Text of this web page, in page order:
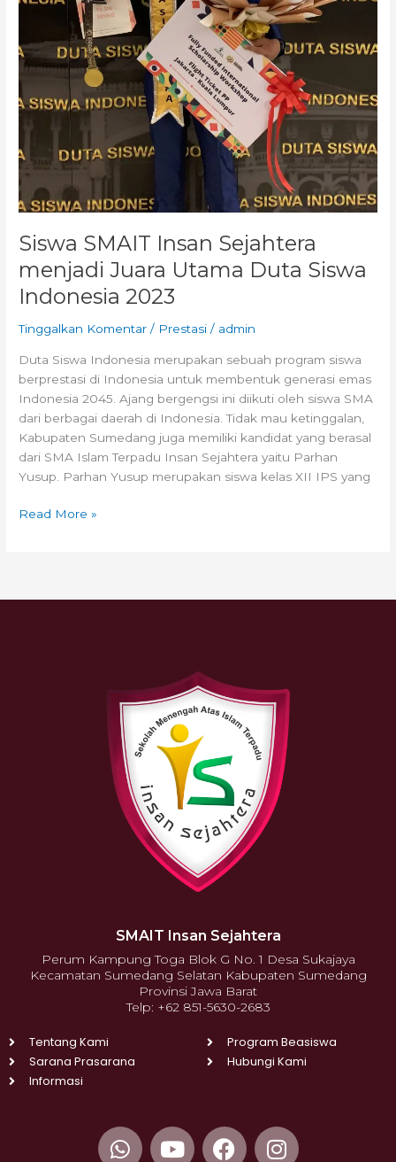
Siswa SMAIT Insan Sejahtera
menjadi Juara Utama Duta Siswa
Indonesia 2023
Tinggalkan Komentar / Prestasi / admin
Duta Siswa Indonesia merupakan sebuah program siswa
berprestasi di Indonesia untuk membentuk generasi emas
Indonesia 2045. Ajang bergengsi ini diikuti oleh siswa SMA
dari berbagai daerah di Indonesia. Tidak mau ketinggalan,
Kabupaten Sumedang juga memiliki kandidat yang berasal
dari SMA Islam Terpadu Insan Sejahtera yaitu Parhan
Yusup. Parhan Yusup merupakan siswa kelas XII IPS yang
Read More »
SMAIT Insan Sejahtera
Perum Kampung Toga Blok G No. 1 Desa Sukajaya
Kecamatan Sumedang Selatan Kabupaten Sumedang
Provinsi Jawa Barat
Telp: +62 851-5630-2683
Tentang Kami
Sarana Prasarana
Informasi
Program Beasiswa
Hubungi Kami
W
Y
F
I